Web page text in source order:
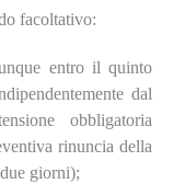
facoltativo:
entro il quinto
dal
obbligatoria
rinuncia della
giorni);